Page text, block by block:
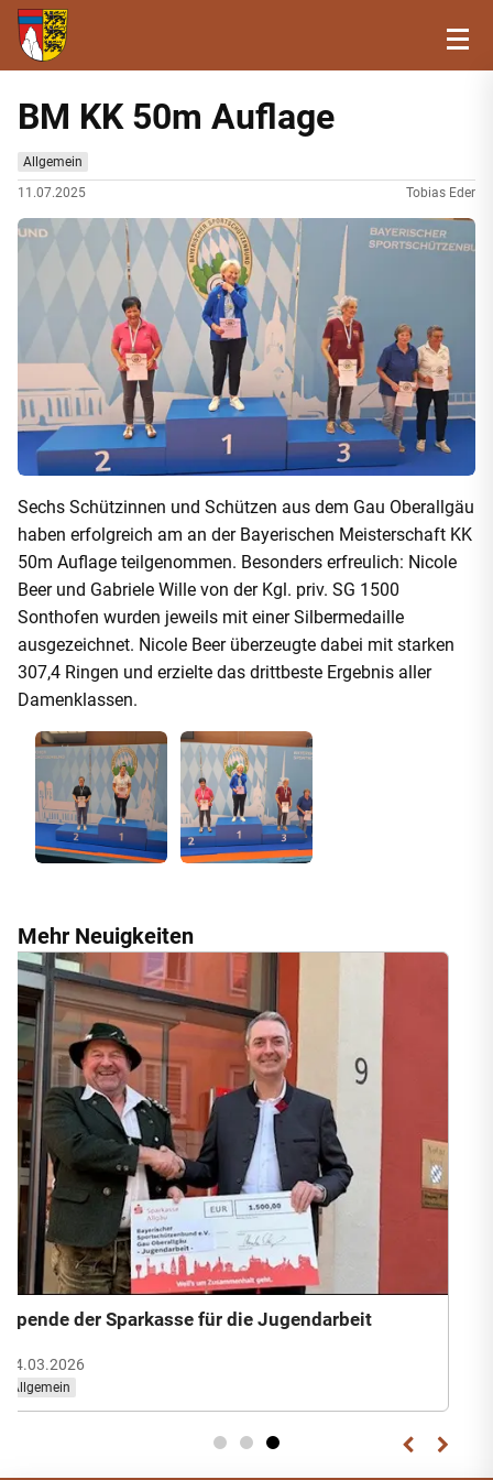
BM KK 50m Auflage
Allgemein
11.07.2025
Tobias Eder
Sechs Schützinnen und Schützen aus dem Gau Oberallgäu
haben erfolgreich am an der Bayerischen Meisterschaft KK
50m Auflage teilgenommen. Besonders erfreulich: Nicole
Beer und Gabriele Wille von der Kgl. priv. SG 1500
Sonthofen wurden jeweils mit einer Silbermedaille
ausgezeichnet. Nicole Beer überzeugte dabei mit starken
307,4 Ringen und erzielte das drittbeste Ergebnis aller
Damenklassen.
Mehr Neuigkeiten
Spende der Sparkasse für die Jugendarbeit
14.03.2026
Allgemein